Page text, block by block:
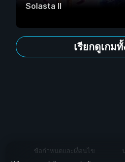
Solasta II
เรียกดูเกม
ข้อกำหนดและเงื่อนไข